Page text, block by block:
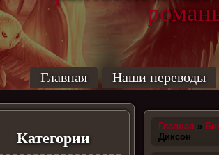
Главная Наши переводы
Категории
Главная »
Диксон